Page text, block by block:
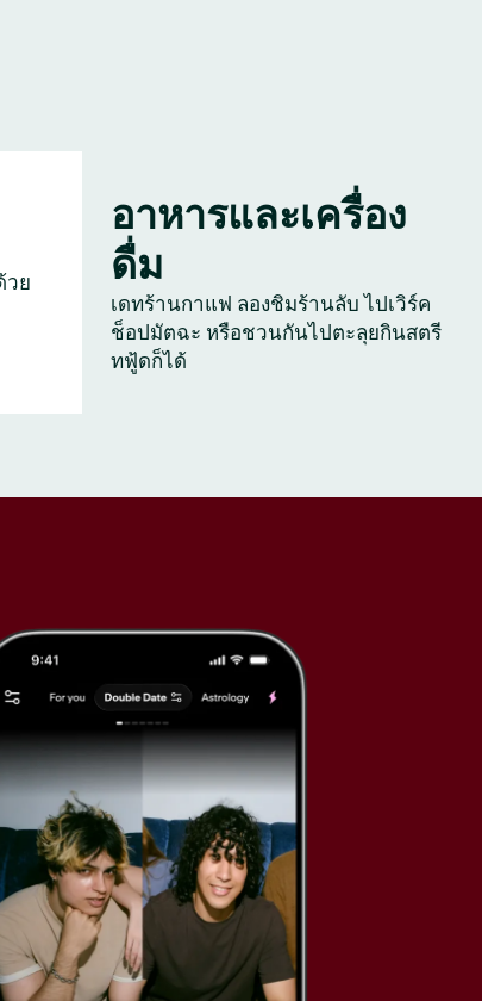
วย
อาหารและเครื่อง
ดื่ม
เดทร้านกาแฟ ลองชิมร้านลับ ไปเวิร์ค
ช็อปมัตฉะ หรือชวนกันไปตะลุยกินสตรี
ทฟู้ดก็ได้